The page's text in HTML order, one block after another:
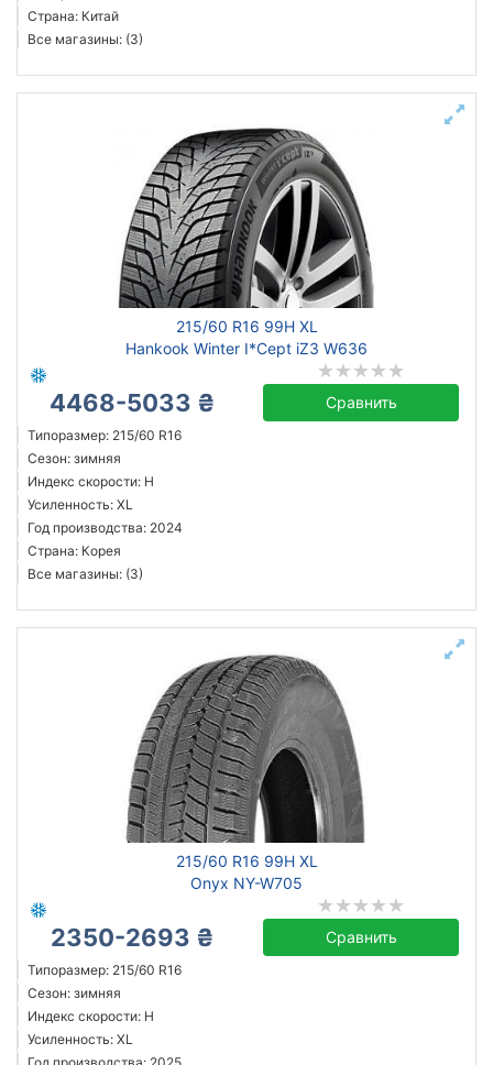
Страна: Китай
Все магазины: (3)
215/60 R16 99H XL
Hankook Winter I*Cept iZ3 W636
4468-5033 ₴ Сравнить
Типоразмер: 215/60 R16
Сезон: зимняя
Индекс скорости: H
Усиленность: XL
Год производства: 2024
Страна: Корея
Все магазины: (3)
215/60 R16 99H XL
Onyx NY-W705
2350-2693 ₴ Сравнить
Типоразмер: 215/60 R16
Сезон: зимняя
Индекс скорости: H
Усиленность: XL